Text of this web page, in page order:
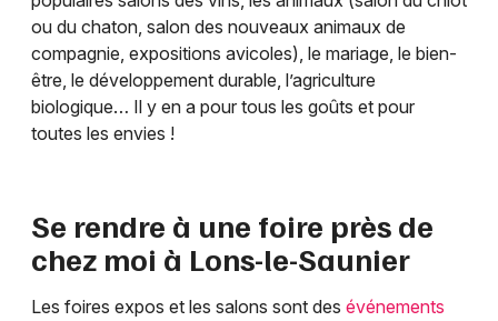
ou du chaton, salon des nouveaux animaux de
compagnie, expositions avicoles), le mariage, le bien-
être, le développement durable, l’agriculture
biologique… Il y en a pour tous les goûts et pour
toutes les envies !
Se rendre à une foire près de
chez moi à Lons-le-Saunier
Les foires expos et les salons sont des événements